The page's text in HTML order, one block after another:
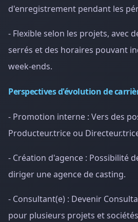
d'enregistrement pendant les
- Flexible selon les projets, avec
serrés et des horaires pouvant
week-ends.
Perspectives d'évolution de
- Promotion interne : Vers des
Producteur.trice ou
- Création d'agence : Possibilité
diriger une agence de casting.
- Consultant(e) : Devenir
pour plusieurs projets et